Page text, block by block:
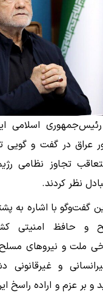
اسلامی
عراق در گفت و
تجاوز نظامی
نظر کردند.
گفت‌وگو با اشاره به
و حافظ امنیتی
ملت و نیروهای
و غیرقانونی
بر عزم و اراده راسخ